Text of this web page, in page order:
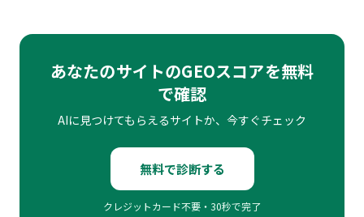
あなたのサイトのGEOスコアを無料
で確認
AIに見つけてもらえるサイトか、今すぐチェック
無料で診断する
クレジットカード不要・30秒で完了